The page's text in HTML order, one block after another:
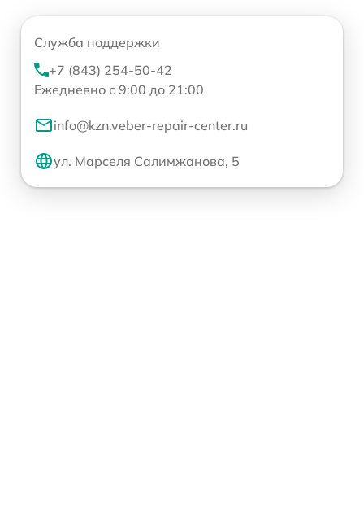
Служба поддержки
+7 (843) 254-50-42
Ежедневно с 9:00 до 21:00
info@kzn.veber-repair-center.ru
ул. Марселя Салимжанова, 5